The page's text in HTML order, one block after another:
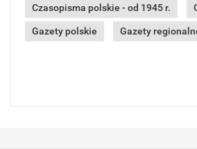
Czasopisma polskie - od 1945 r.
Gazety polskie Gazety